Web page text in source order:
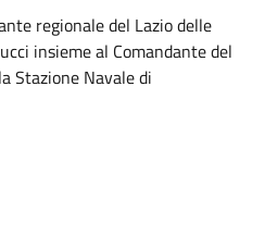
regionale del Lazio delle
insieme al Comandante del
Stazione Navale di